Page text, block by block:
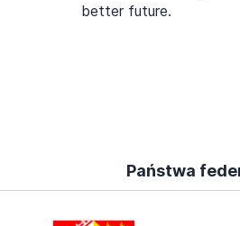
better future.
Państwa